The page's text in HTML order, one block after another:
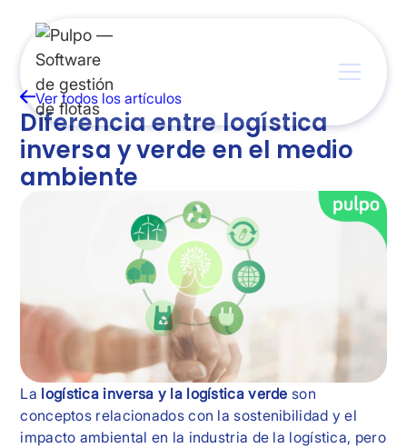
Ver todos los artículos
Diferencia entre logística
inversa y verde en el medio
ambiente
La logística inversa y la logística verde son
conceptos relacionados con la sostenibilidad y el
impacto ambiental en la industria de la logística, pero